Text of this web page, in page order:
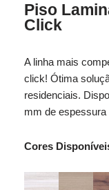
Piso
Click
A linha mais
click! Ótima
residenciais.
mm de espessura
Cores